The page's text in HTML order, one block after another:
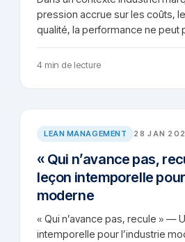
pression accrue sur les coûts,
qualité, la performance ne peut
4 min de lecture
LEAN MANAGEMENT 28 JAN
« Qui n’avance pas,
leçon intemporelle
moderne
« Qui n’avance pas, recule » —
intemporelle pour l’industrie